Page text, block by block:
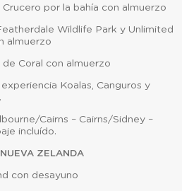
por la bahía con almuerzo
Wildlife Park y Unlimited
almuerzo
Coral con almuerzo
Koalas, Canguros y
Cairns – Cairns/Sidney –
incluído.
ZELANDA
con desayuno